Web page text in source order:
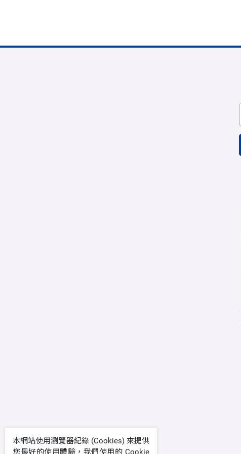
本網站使用瀏覽器紀錄 (Cookies) 來提供
您最好的使用體驗，我們使用的 Cookie